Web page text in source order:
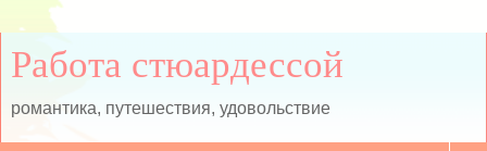
Работа стюардессой
романтика, путешествия, удовольствие